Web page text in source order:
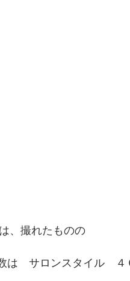
、撮れたものの
は　サロンスタイル　